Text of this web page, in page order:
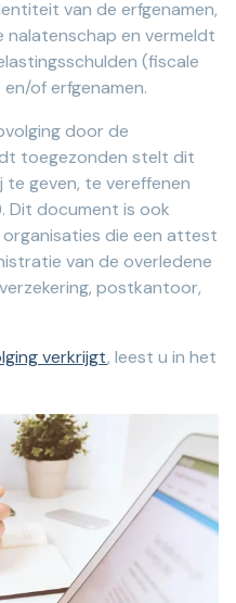
van de erfgenamen,
nalatenschap en vermeldt
(fiscale
of erfgenamen.
door de
toegezonden stelt dit
te geven, te vereffenen
Dit document is ook
die een attest
van de overledene
postkantoor,
verkrijgt, leest u in het